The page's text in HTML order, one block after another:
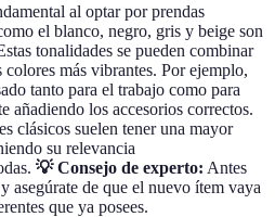
al optar por prendas
el blanco, negro, gris y beige son
tonalidades se pueden combinar
más vibrantes. Por ejemplo,
tanto para el trabajo como para
añadiendo los accesorios correctos.
clásicos suelen tener una mayor
su relevancia
💡 Consejo de experto: Antes
asegúrate de que el nuevo ítem vaya
que ya posees.